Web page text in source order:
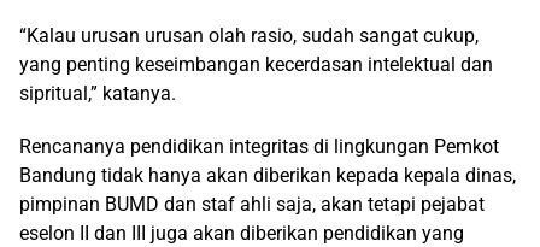
“Kalau urusan urusan olah rasio, sudah sangat cukup,
yang penting keseimbangan kecerdasan intelektual dan
sipritual,” katanya.
Rencananya pendidikan integritas di lingkungan Pemkot
Bandung tidak hanya akan diberikan kepada kepala dinas,
pimpinan BUMD dan staf ahli saja, akan tetapi pejabat
eselon II dan III juga akan diberikan pendidikan yang